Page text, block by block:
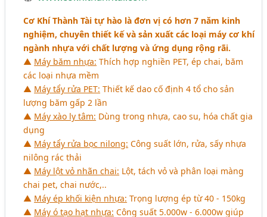
Cơ Khí Thành Tài tự hào là đơn vị có hơn 7 năm kinh
nghiệm, chuyên thiết kế và sản xuất các loại máy cơ khí
ngành nhựa với chất lượng và ứng dụng rộng rãi.
▲ Máy băm nhựa: Thích hợp nghiền PET, ép chai, băm
các loại nhựa mềm
▲ Máy tẩy rửa PET: Thiết kế dao cố định 4 tổ cho sản
lượng băm gấp 2 lần
▲ Máy xào ly tâm: Dùng trong nhựa, cao su, hóa chất gia
dụng
▲ Máy tẩy rửa bọc nilong: Công suất lớn, rửa, sấy nhựa
nilông rác thải
▲ Máy lột vỏ nhãn chai: Lột, tách vỏ và phân loại màng
chai pet, chai nước,..
▲ Máy ép khối kiện nhựa: Trọng lượng ép từ 40 - 150kg
▲ Máy ó tạo hạt nhựa: Công suất 5.000w - 6.000w giúp